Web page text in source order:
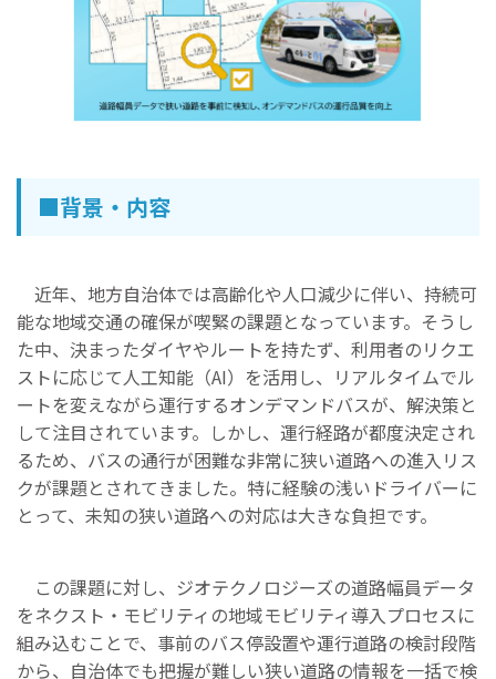
■背景・内容
近年、地方自治体では高齢化や人口減少に伴い、持続可
能な地域交通の確保が喫緊の課題となっています。そうし
た中、決まったダイヤやルートを持たず、利用者のリクエ
ストに応じて人工知能（AI）を活用し、リアルタイムでル
ートを変えながら運行するオンデマンドバスが、解決策と
して注目されています。しかし、運行経路が都度決定され
るため、バスの通行が困難な非常に狭い道路への進入リス
クが課題とされてきました。特に経験の浅いドライバーに
とって、未知の狭い道路への対応は大きな負担です。
この課題に対し、ジオテクノロジーズの道路幅員データ
をネクスト・モビリティの地域モビリティ導入プロセスに
組み込むことで、事前のバス停設置や運行道路の検討段階
から、自治体でも把握が難しい狭い道路の情報を一括で検